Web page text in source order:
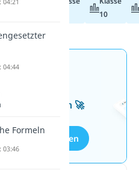
10
Teste dein
mit unseren
Aufgaben 🚀
entdecken
04:44
Formeln
03:46